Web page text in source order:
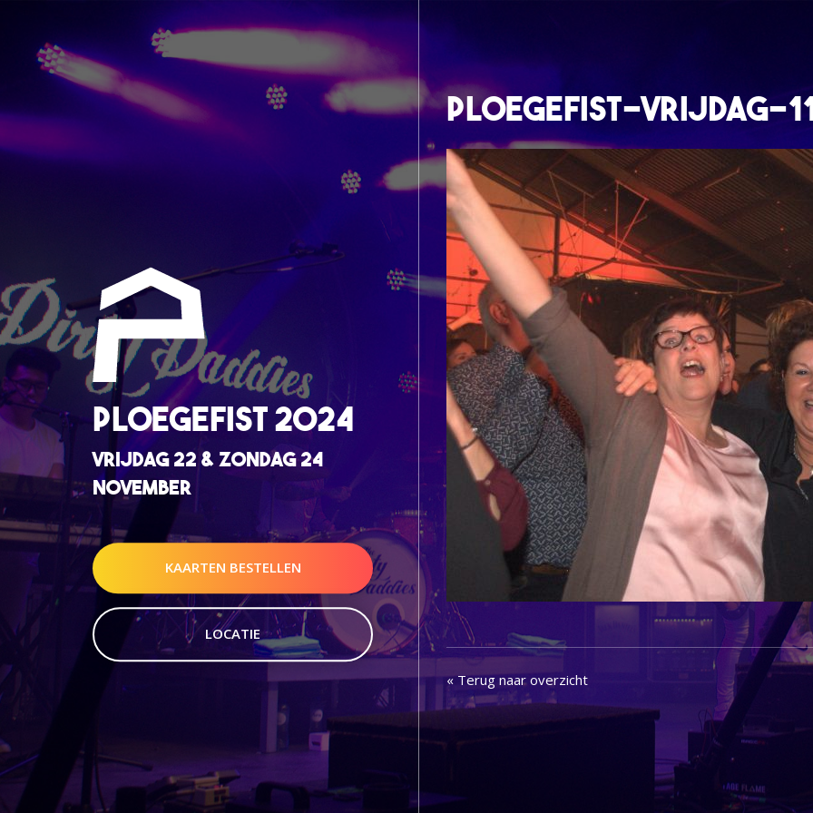
PLOEGEFIST 2024
VRIJDAG 22 & ZONDAG 24
NOVEMBER
KAARTEN BESTELLEN
LOCATIE
ploegefist-vrijdag-
« Terug naar overzicht